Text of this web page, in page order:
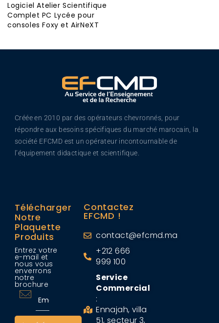
Logiciel Atelier Scientifique
Complet PC Lycée pour
consoles Foxy et AirNeXT
Créée en 2010 par des opérateurs chevronnés, pour
répondre aux besoins spécifiques du marché marocain, la
société EFCMD est un opérateur incontournable de
l’équipement didactique et scientifique.
Télécharger
Notre
Plaquette
Produits
Entrez votre
e-mail et
nous vous
enverrons
notre
brochure
Contactez
EFCMD !
contact@efcmd.ma
+212 666
999 100
Service
Commercial
:
Ennajah, villa
51, secteur 3,